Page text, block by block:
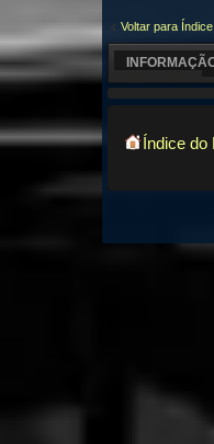
Voltar para
Índice do